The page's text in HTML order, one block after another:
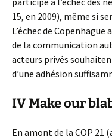
15, en 2009), même si
L’échec de
de la communication
acteurs privés
d’une adhésion
IV Make our
En amont de la COP 21